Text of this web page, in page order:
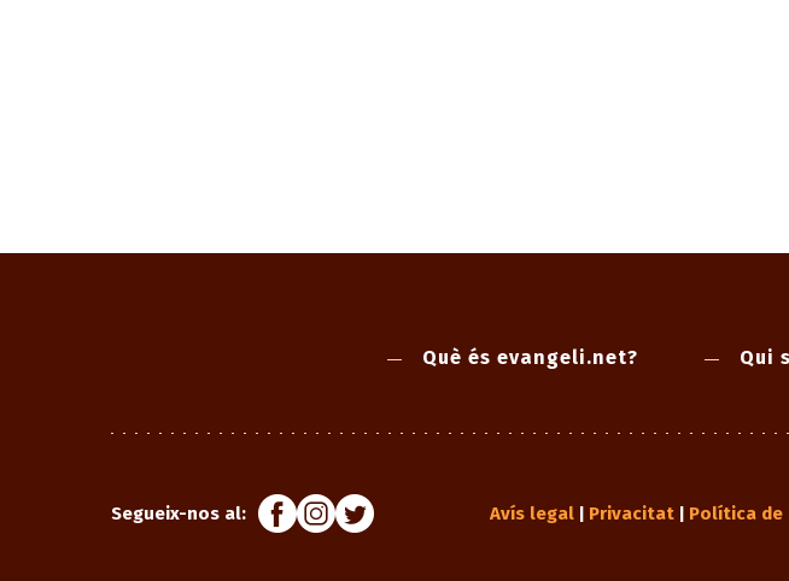
Què és evangeli.net? Qui
Segueix-nos al: Avís legal Privacitat Política de